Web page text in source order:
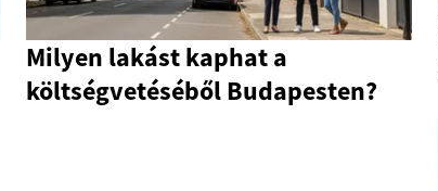
Milyen lakást kaphat a
költségvetéséből Budapesten?